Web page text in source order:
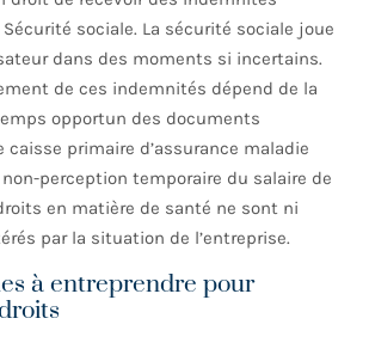
sociale. La sécurité sociale joue
dans des moments si incertains.
de ces indemnités dépend de la
opportun des documents
primaire d’assurance maladie
non-perception temporaire du salaire de
en matière de santé ne sont ni
par la situation de l’entreprise.
à entreprendre pour